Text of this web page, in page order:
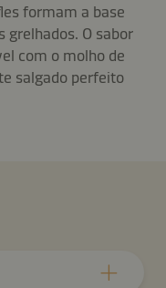
formam a base
grelhados. O sabor
com o molho de
salgado perfeito